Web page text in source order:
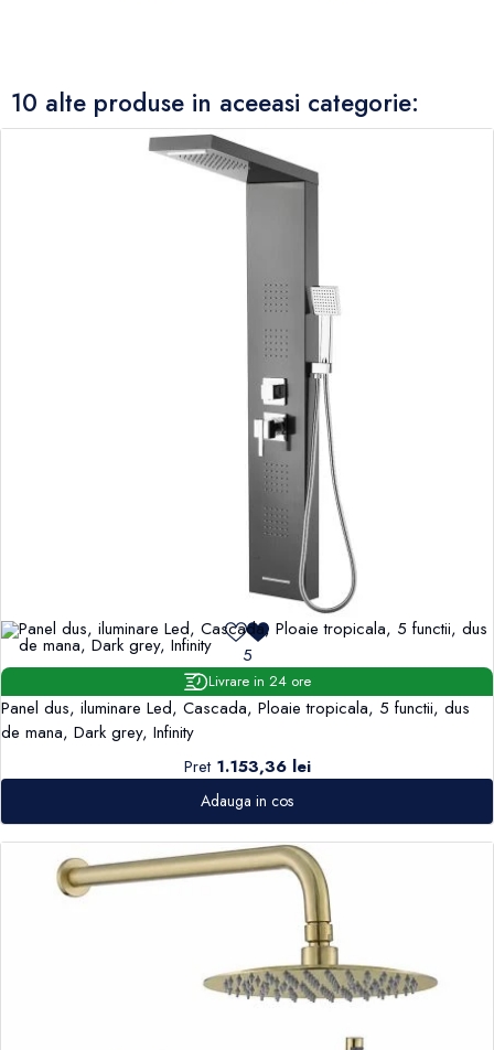
10 alte produse in aceeasi categorie:
5
Livrare in 24 ore
Panel dus, iluminare Led, Cascada, Ploaie tropicala, 5 functii, dus
de mana, Dark grey, Infinity
Pret 1.153,36 lei
Adauga in cos